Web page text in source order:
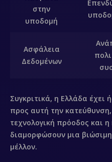
στην
υποδομή
Ασφάλεια
Δεδομένων
Συγκριτικά, η Ελλάδα έχει
προς αυτή την
τεχνολογική πρόοδος και
διαμορφώσουν μια
μέλλον.